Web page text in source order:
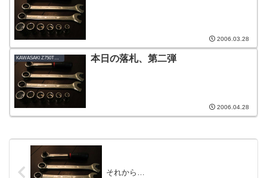
2006.03.28
KAWASAKI Z750TWIN-B1_1978 本日の落札、第二弾
2006.04.28
それから…